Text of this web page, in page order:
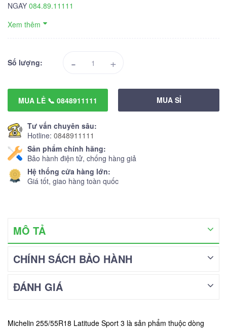
NGAY 084.89.11111
Xem thêm
Số lượng: - +
MUA LẺ 📞 0848911111 MUA SỈ
Tư vấn chuyên sâu:
Hotline: 0848911111
Sản phẩm chính hãng:
Bảo hành điện tử, chống hàng giả
Hệ thống cửa hàng lớn:
Giá tốt, giao hàng toàn quốc
MÔ TẢ
CHÍNH SÁCH BẢO HÀNH
ĐÁNH GIÁ
Michelin 255/55R18 Latitude Sport 3 là sản phẩm thuộc dòng